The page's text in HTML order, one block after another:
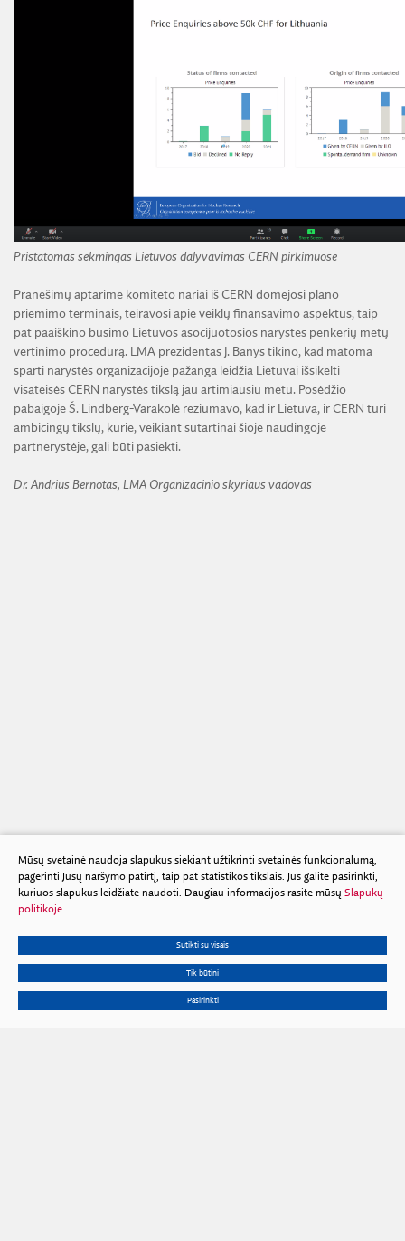
Pristatomas sėkmingas Lietuvos dalyvavimas CERN pirkimuose
Pranešimų aptarime komiteto nariai iš CERN domėjosi plano
priėmimo terminais, teiravosi apie veiklų finansavimo aspektus, taip
pat paaiškino būsimo Lietuvos asocijuotosios narystės penkerių metų
vertinimo procedūrą. LMA prezidentas J. Banys tikino, kad matoma
sparti narystės organizacijoje pažanga leidžia Lietuvai išsikelti
visateisės CERN narystės tikslą jau artimiausiu metu. Posėdžio
pabaigoje Š. Lindberg-Varakolė reziumavo, kad ir Lietuva, ir CERN turi
ambicingų tikslų, kurie, veikiant sutartinai šioje naudingoje
partnerystėje, gali būti pasiekti.
Dr. Andrius Bernotas, LMA Organizacinio skyriaus vadovas
Mūsų svetainė naudoja slapukus siekiant užtikrinti svetainės funkcionalumą,
pagerinti Jūsų naršymo patirtį, taip pat statistikos tikslais. Jūs galite pasirinkti,
kuriuos slapukus leidžiate naudoti. Daugiau informacijos rasite mūsų Slapukų
politikoje.
Sutikti su visais
Tik būtini
Pasirinkti